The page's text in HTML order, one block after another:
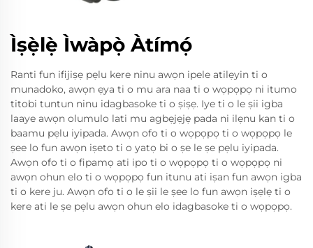
Ìṣẹ̀lẹ̀ Ìwàpọ̀ Àtímọ́
Ranti fun ifijiṣẹ pẹlu kere ninu awọn ipele atilẹyin ti o
munadoko, awọn ẹya ti o mu ara naa ti o wọpọpọ ni itumo
titobi tuntun ninu idagbasoke ti o ṣiṣẹ. Iye ti o le ṣii igba
laaye awọn olumulo lati mu agbẹjẹjẹ pada ni ilẹnu kan ti o
baamu pẹlu iyipada. Awọn ofo ti o wọpọpọ ti o wọpọpọ le
ṣee lo fun awọn iṣeto ti o yatọ bi o ṣe le ṣe pẹlu iyipada.
Awọn ofo ti o fipamọ ati ipo ti o wọpọpọ ti o wọpọpọ ni
awọn ohun elo ti o wọpọpọ fun itunu ati iṣan fun awọn igba
ti o kere ju. Awọn ofo ti o le ṣii le ṣee lo fun awọn iṣẹlẹ ti o
kere ati le ṣe pẹlu awọn ohun elo idagbasoke ti o wọpọpọ.